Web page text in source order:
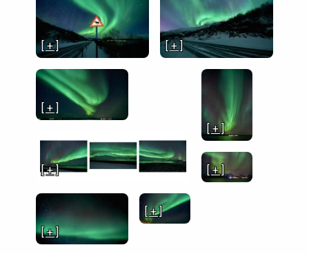
[ + ] [ + ]
[ + ]
[ + ]
[ + ]
[ + ]
[ + ]
[ + ]